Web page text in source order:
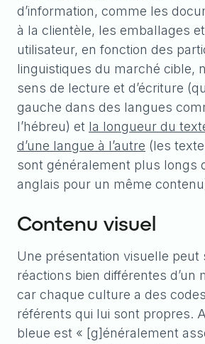
d’information, comme les
à la clientèle, les emballages
utilisateur, en fonction des
linguistiques du marché cible,
sens de lecture et d’écriture
gauche dans des langues
l’hébreu) et la longueur du
d’une langue à l’autre (les
sont généralement plus longs
anglais pour un même
Contenu visuel
Une présentation visuelle peut
réactions bien différentes d’un
car chaque culture a des
référents qui lui sont propres.
bleue est « [g]énéralement